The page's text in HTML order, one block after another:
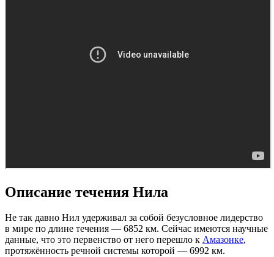
Описание течения Нила
Не так давно Нил удерживал за собой безусловное лидерство
в мире по длине течения — 6852 км. Сейчас имеются научные
данные, что это первенство от него перешло к Амазонке,
протяжённость речной системы которой — 6992 км.